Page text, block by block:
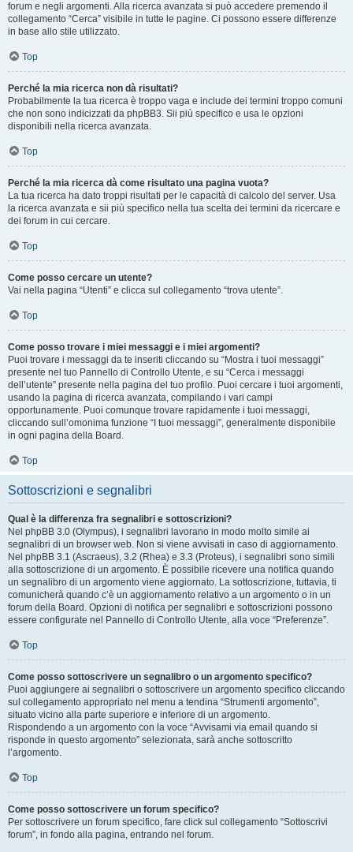
forum e negli argomenti. Alla ricerca avanzata si può accedere premendo il
collegamento “Cerca” visibile in tutte le pagine. Ci possono essere differenze
in base allo stile utilizzato.
Top
Perché la mia ricerca non dà risultati?
Probabilmente la tua ricerca è troppo vaga e include dei termini troppo comuni
che non sono indicizzati da phpBB3. Sii più specifico e usa le opzioni
disponibili nella ricerca avanzata.
Top
Perché la mia ricerca dà come risultato una pagina vuota?
La tua ricerca ha dato troppi risultati per le capacità di calcolo del server. Usa
la ricerca avanzata e sii più specifico nella tua scelta dei termini da ricercare e
dei forum in cui cercare.
Top
Come posso cercare un utente?
Vai nella pagina “Utenti” e clicca sul collegamento “trova utente”.
Top
Come posso trovare i miei messaggi e i miei argomenti?
Puoi trovare i messaggi da te inseriti cliccando su “Mostra i tuoi messaggi”
presente nel tuo Pannello di Controllo Utente, e su “Cerca i messaggi
dell’utente” presente nella pagina del tuo profilo. Puoi cercare i tuoi argomenti,
usando la pagina di ricerca avanzata, compilando i vari campi
opportunamente. Puoi comunque trovare rapidamente i tuoi messaggi,
cliccando sull’omonima funzione “I tuoi messaggi”, generalmente disponibile
in ogni pagina della Board.
Top
Sottoscrizioni e segnalibri
Qual è la differenza fra segnalibri e sottoscrizioni?
Nel phpBB 3.0 (Olympus), i segnalibri lavorano in modo molto simile ai
segnalibri di un browser web. Non si viene avvisati in caso di aggiornamento.
Nel phpBB 3.1 (Ascraeus), 3.2 (Rhea) e 3.3 (Proteus), i segnalibri sono simili
alla sottoscrizione di un argomento. È possibile ricevere una notifica quando
un segnalibro di un argomento viene aggiornato. La sottoscrizione, tuttavia, ti
comunicherà quando c’è un aggiornamento relativo a un argomento o in un
forum della Board. Opzioni di notifica per segnalibri e sottoscrizioni possono
essere configurate nel Pannello di Controllo Utente, alla voce “Preferenze”.
Top
Come posso sottoscrivere un segnalibro o un argomento specifico?
Puoi aggiungere ai segnalibri o sottoscrivere un argomento specifico cliccando
sul collegamento appropriato nel menu a tendina “Strumenti argomento”,
situato vicino alla parte superiore e inferiore di un argomento.
Rispondendo a un argomento con la voce “Avvisami via email quando si
risponde in questo argomento” selezionata, sarà anche sottoscritto
l’argomento.
Top
Come posso sottoscrivere un forum specifico?
Per sottoscrivere un forum specifico, fare click sul collegamento “Sottoscrivi
forum”, in fondo alla pagina, entrando nel forum.